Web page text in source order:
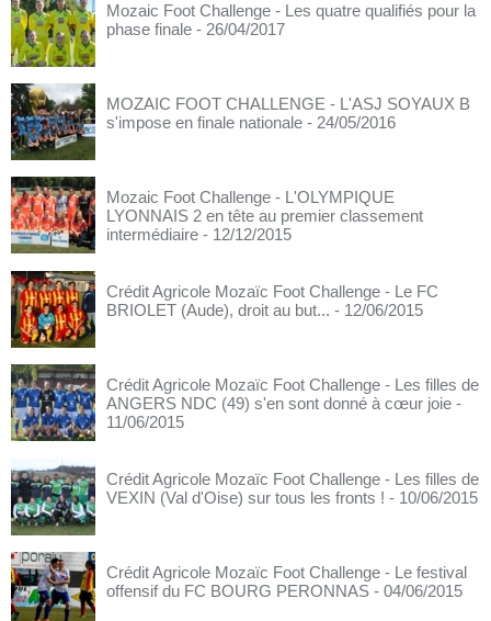
Mozaic Foot Challenge - Les quatre qualifiés pour la
phase finale - 26/04/2017
MOZAIC FOOT CHALLENGE - L'ASJ SOYAUX B
s'impose en finale nationale - 24/05/2016
Mozaic Foot Challenge - L'OLYMPIQUE
LYONNAIS 2 en tête au premier classement
intermédiaire - 12/12/2015
Crédit Agricole Mozaïc Foot Challenge - Le FC
BRIOLET (Aude), droit au but... - 12/06/2015
Crédit Agricole Mozaïc Foot Challenge - Les filles de
ANGERS NDC (49) s'en sont donné à cœur joie -
11/06/2015
Crédit Agricole Mozaïc Foot Challenge - Les filles de
VEXIN (Val d'Oise) sur tous les fronts ! - 10/06/2015
Crédit Agricole Mozaïc Foot Challenge - Le festival
offensif du FC BOURG PERONNAS - 04/06/2015